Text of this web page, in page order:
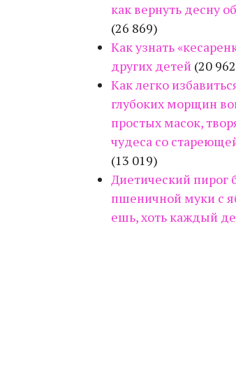
как вернуть десну
(26 869)
Как узнать
других детей (20
Как легко
глубоких морщин
простых масок,
чудеса со
(13 019)
Диетический пирог
пшеничной муки с
ешь, хоть каждый